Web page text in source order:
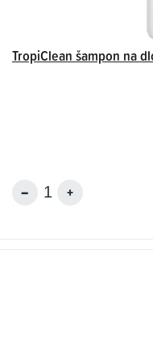
TropiClean šampon na